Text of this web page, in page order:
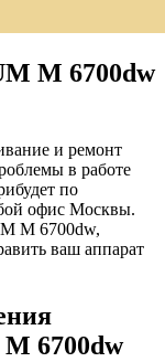
M 6700dw
и ремонт
в работе
по
офис Москвы.
M 6700dw,
ваш аппарат
6700dw